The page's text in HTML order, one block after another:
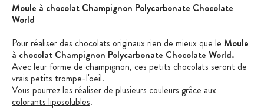
Moule à chocolat Champignon Polycarbonate Chocolate
World
Pour réaliser des chocolats originaux rien de mieux que le Moule
à chocolat Champignon Polycarbonate Chocolate World.
Avec leur forme de champignon, ces petits chocolats seront de
vrais petits trompe-l'oeil.
Vous pourrez les réaliser de plusieurs couleurs grâce aux
colorants liposolubles.